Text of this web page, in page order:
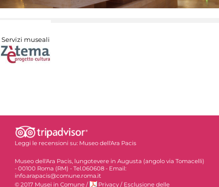
Servizi museali
Leggi le recensioni su: Museo dell'Ara Pacis
Museo dell'Ara Pacis, lungotevere in Augusta (angolo via Tomacelli)
- 00100 Roma (RM) - Tel.060608 - Email:
info.arapacis@comune.roma.it
© 2017 Musei in Comune / Privacy / Esclusione delle